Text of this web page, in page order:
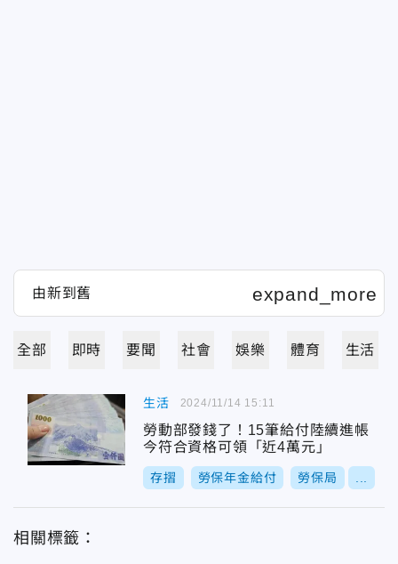
全部 即時 要聞 社會 娛樂 體育 生活
生活
勞動部發錢了！15筆給付陸續進帳
今符合資格可領「近4萬元」
存摺 勞保年金給付 勞保局
2024/11/14 15:11
相關標籤：